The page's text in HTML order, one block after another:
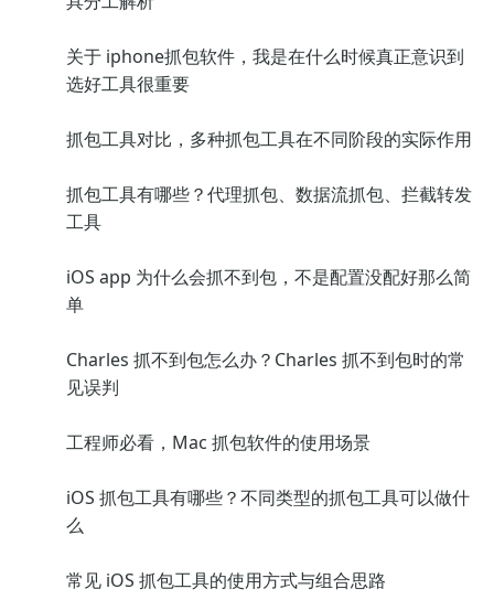
关于 iphone抓包软件，我是在什么时候真正意识到
选好工具很重要
抓包工具对比，多种抓包工具在不同阶段的实际作用
抓包工具有哪些？代理抓包、数据流抓包、拦截转发
工具
iOS app 为什么会抓不到包，不是配置没配好那么简
单
Charles 抓不到包怎么办？Charles 抓不到包时的常
见误判
工程师必看，Mac 抓包软件的使用场景
iOS 抓包工具有哪些？不同类型的抓包工具可以做什
么
常见 iOS 抓包工具的使用方式与组合思路